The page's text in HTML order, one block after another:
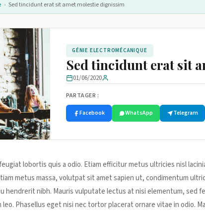
› Sed tincidunt erat sit amet molestie dignissim
GÉNIE ELECTROMÉCANIQUE
Sed tincidunt erat sit
01/06/2020
PARTAGER :
Facebook WhatsApp Telegram
lobortis quis a odio. Etiam efficitur metus ultricies nisl
metus massa, volutpat sit amet sapien ut, condimentum
hendrerit nibh. Mauris vulputate lectus at nisi elementum, sed
leo. Phasellus eget nisi nec tortor placerat ornare vitae in odio.